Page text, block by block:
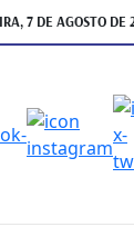
7 DE AGOSTO DE